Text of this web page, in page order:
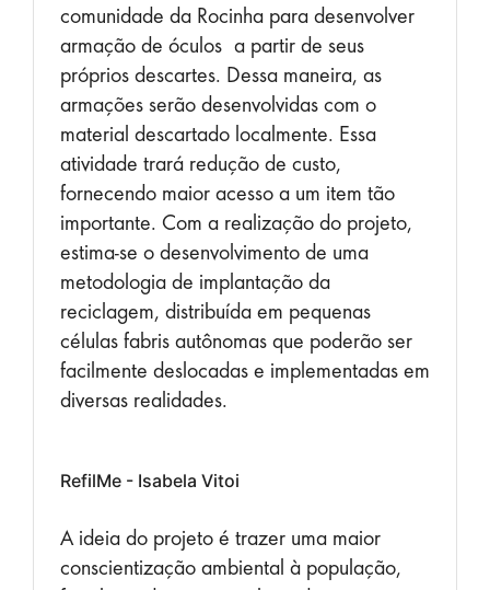
comunidade da Rocinha para desenvolver
armação de óculos a partir de seus
próprios descartes. Dessa maneira, as
armações serão desenvolvidas com o
material descartado localmente. Essa
atividade trará redução de custo,
fornecendo maior acesso a um item tão
importante. Com a realização do projeto,
estima-se o desenvolvimento de uma
metodologia de implantação da
reciclagem, distribuída em pequenas
células fabris autônomas que poderão ser
facilmente deslocadas e implementadas em
diversas realidades.
RefilMe - Isabela Vitoi
A ideia do projeto é trazer uma maior
conscientização ambiental à população,